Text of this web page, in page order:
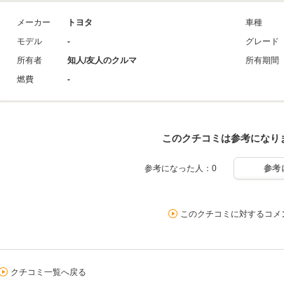
メーカー
トヨタ
モデル
-
所有者
知人/友人のクルマ
燃費
-
車種
グレード
所有期間
このクチコミは参考になり
参考になった人：0 参考
このクチコミに対するコメ
クチコミ一覧へ戻る